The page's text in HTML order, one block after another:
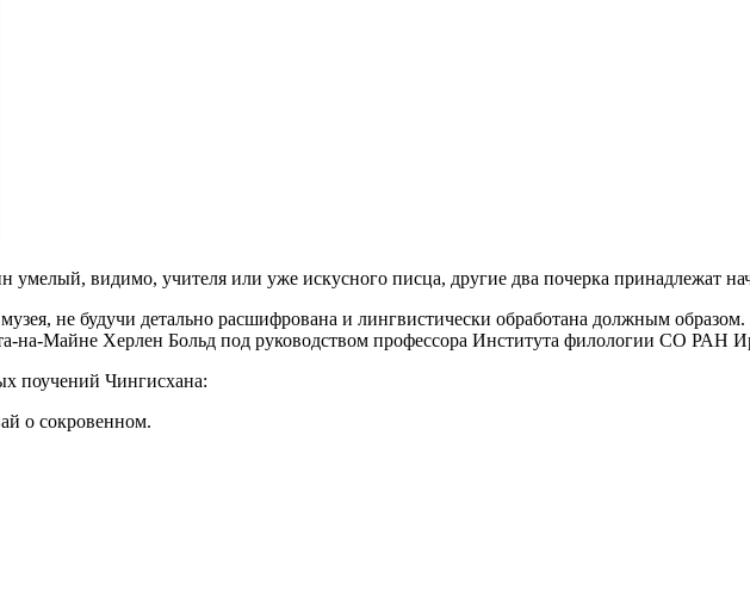
видимо, учителя или уже искусного писца, другие два почерка принадлежат
не будучи детально расшифрована и лингвистически обработана должным
на-Майне Херлен Больд под руководством профессора Института филологии СО РАН
поучений Чингисхана:
о сокровенном.